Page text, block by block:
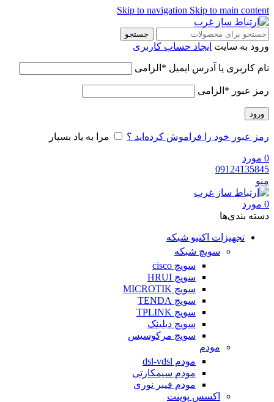
Skip to navigation Skip to main content
جستجو
ورود به سایت ایجاد حساب کاربری
نام کاربری یا آدرس ایمیل * الزامی
رمز عبور * الزامی
ورود
رمز عبور خود را فراموش کرده‌اید ؟ مرا به یاد بسپار
0 مورد
09124135845
منو
0 مورد
دسته‌ بندی‌ها
تجهیزات اکتیو شبکه
سویچ شبکه
سویچ cisco
سویچ HRUI
سویچ MICROTIK
سویچ TENDA
سویچ TPLINK
سویچ دیلینک
سویچ مرکوسیس
مودم
مودم dsl-vdsl
مودم سیمکارتی
مودم فیبر نوری
اکسس پوینت